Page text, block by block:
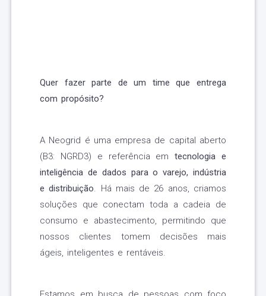
Quer fazer parte de um time que entrega
com propósito?
A Neogrid é uma empresa de capital aberto
(B3: NGRD3) e referência em tecnologia e
inteligência de dados para o varejo, indústria
e distribuição. Há mais de 26 anos, criamos
soluções que conectam toda a cadeia de
consumo e abastecimento, permitindo que
nossos clientes tomem decisões mais
ágeis, inteligentes e rentáveis.